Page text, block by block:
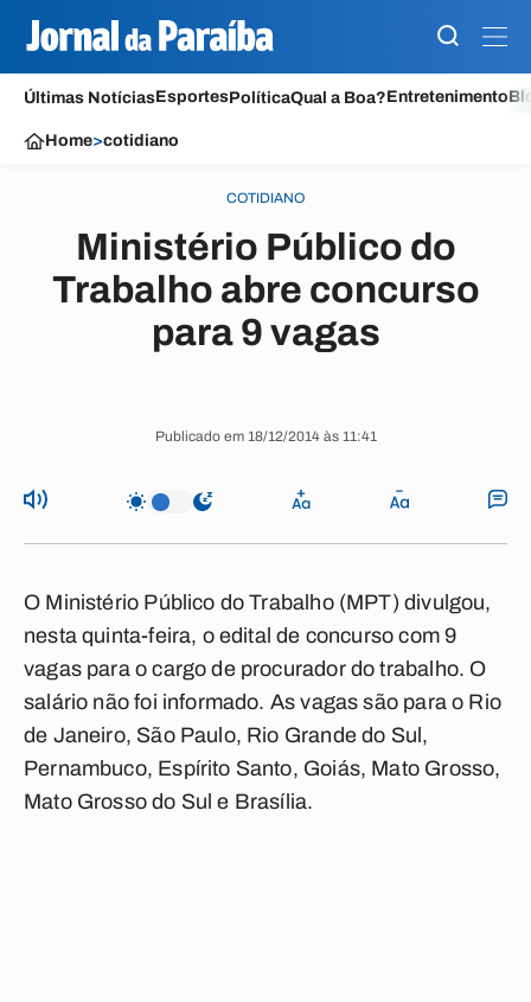
Últimas NotíciasEsportesPolíticaQual a Boa?Entretenimento
Home>cotidiano
COTIDIANO
Ministério Público do
Trabalho abre concurso
para 9 vagas
Publicado em 18/12/2014 às 11:41
O Ministério Público do Trabalho (MPT) divulgou,
nesta quinta-feira, o edital de concurso com 9
vagas para o cargo de procurador do trabalho. O
salário não foi informado. As vagas são para o Rio
de Janeiro, São Paulo, Rio Grande do Sul,
Pernambuco, Espírito Santo, Goiás, Mato Grosso,
Mato Grosso do Sul e Brasília.